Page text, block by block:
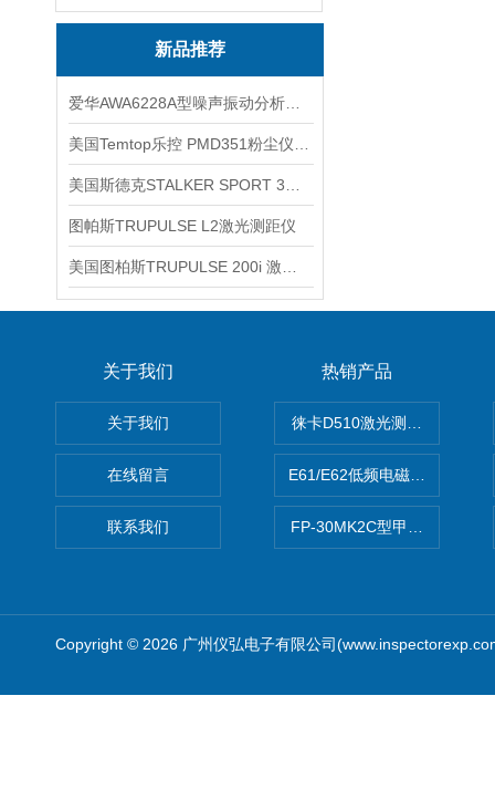
新品推荐
图帕斯TRUPULSE L2激光测距仪
关于我们
关于我们
在线留言
联系我们
热销产品
徕卡D510激光测距仪
E61/E62低频电磁场强度分析
FP-30MK2C型甲醛检测仪
Copyright © 2026 广州仪弘电子有限公司